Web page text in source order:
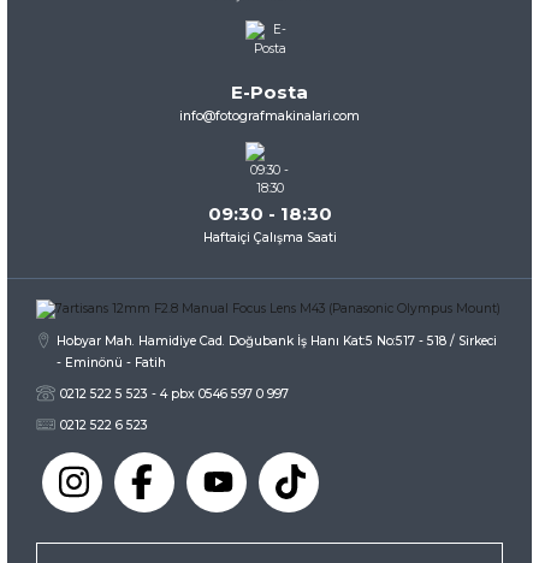
Ürün açıklamasında eksik bilgiler bulunuyor.
Ürün fiyatı diğer sitelerden daha pahalı.
E-Posta
info@fotografmakinalari.com
09:30 - 18:30
Haftaiçi Çalışma Saati
Hobyar Mah. Hamidiye Cad. Doğubank İş Hanı Kat:5 No:517 - 518 / Sirkeci
- Eminönü - Fatih
0212 522 5 523 - 4 pbx 0546 597 0 997
0212 522 6 523